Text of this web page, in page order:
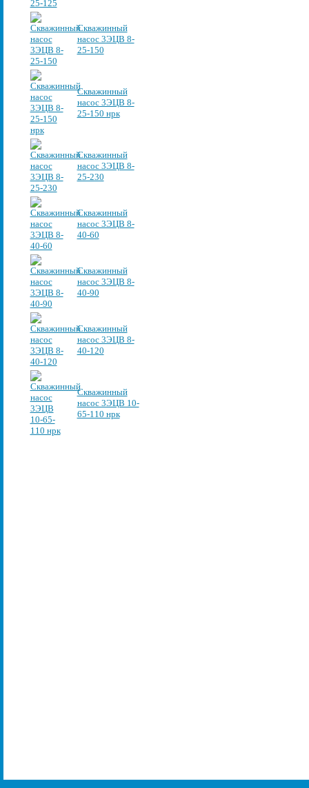
Скважинный
насос 3ЭЦВ 8-
25-150
Скважинный
насос 3ЭЦВ 8-
25-150 нрк
Скважинный
насос 3ЭЦВ 8-
25-230
Скважинный
насос 3ЭЦВ 8-
40-60
Скважинный
насос 3ЭЦВ 8-
40-90
Скважинный
насос 3ЭЦВ 8-
40-120
Скважинный
насос 3ЭЦВ 10-
65-110 нрк